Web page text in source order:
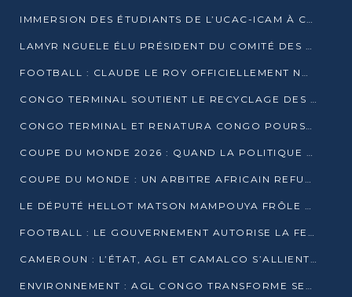
IMMERSION DES ÉTUDIANTS DE L’UCAC-ICAM À CONGO TERMINAL
LAMYR NGUELE ÉLU PRÉSIDENT DU COMITÉ DES MEMBRES D’HONNEUR DU PCT
FOOTBALL : CLAUDE LE ROY OFFICIELLEMENT NOMMÉ SÉLECTIONNEUR DU CONGO
CONGO TERMINAL SOUTIENT LE RECYCLAGE DES DÉCHETS PLASTIQUES À POINTE-NOIRE
CONGO TERMINAL ET RENATURA CONGO POURSUIVENT LEUR COMBAT POUR LA BIODIVERSITÉ
COUPE DU MONDE 2026 : QUAND LA POLITIQUE MENACE L’UNIVERSALITÉ DU FOOTBALL
COUPE DU MONDE : UN ARBITRE AFRICAIN REFUSÉ À L’ENTRÉE DES ÉTATS-UNIS
LE DÉPUTÉ HELLOT MATSON MAMPOUYA FRÔLE LA MORT LORS D’UNE EMBUSCADE DZNS LE POOL
FOOTBALL : LE GOUVERNEMENT AUTORISE LA FECOFOOT À OCCUPER LES COMPLEXES SPORTIFS
CAMEROUN : L’ÉTAT, AGL ET CAMALCO S’ALLIENT POUR UN MÉGA-PROJET FERROVIAIRE
ENVIRONNEMENT : AGL CONGO TRANSFORME SES DÉCHETS EN OUTILS DE FORMATION